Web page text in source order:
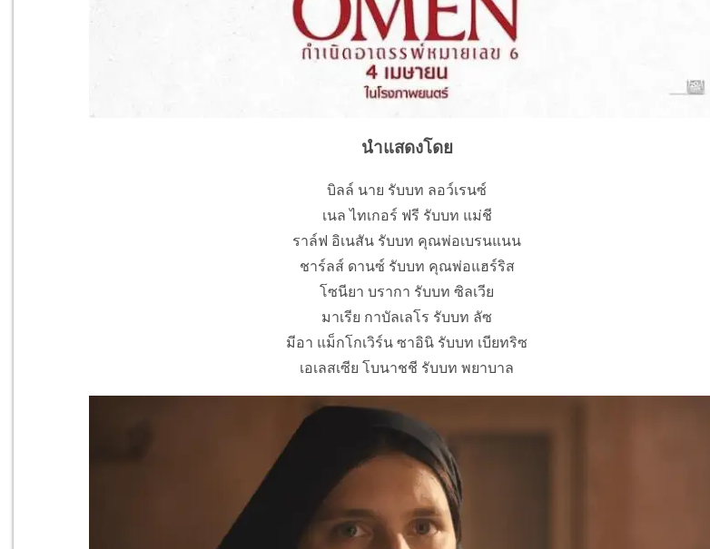
นำแสดงโดย
บิลล์ นาย รับบท ลอว์เรนซ์
เนล ไทเกอร์ ฟรี รับบท แม่ชี
ราล์ฟ อิเนสัน รับบท คุณพ่อเบรนแนน
ชาร์ลส์ ดานซ์ รับบท คุณพ่อแฮร์ริส
โซนียา บรากา รับบท ซิลเวีย
มาเรีย กาบัลเลโร รับบท ลัซ
มีอา แม็กโกเวิร์น ซาอินิ รับบท เบียทริซ
เอเลสเซีย โบนาชชี รับบท พยาบาล